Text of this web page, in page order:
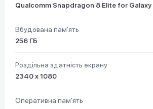
Qualcomm Snapdragon 8 Elite for Galaxy
Вбудована пам'ять
256 ГБ
Роздільна здатність екрану
2340 x 1080
Оперативна пам'ять